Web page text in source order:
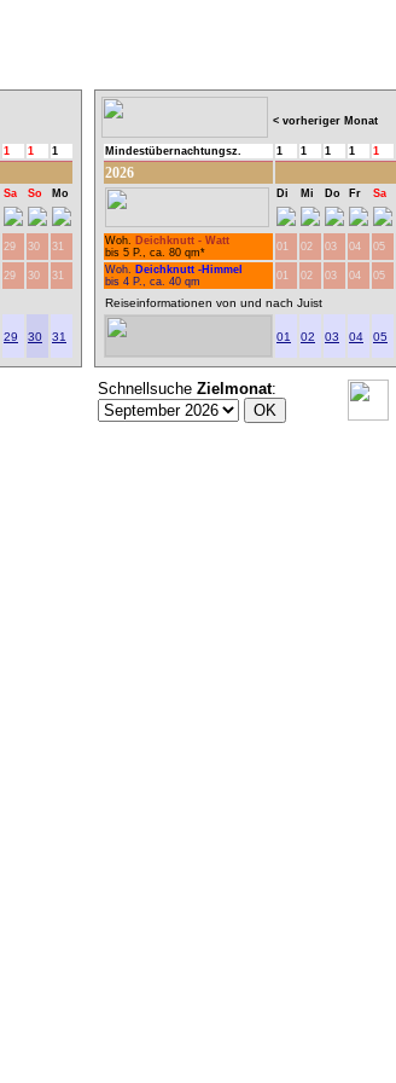
1 1 1
Sa So Mo
29 30
31
29 30 31
29 30 31
< vorheriger Monat
Mindestübernachtungsz. 1 1 1 1 1
2026
Di Mi Do Fr Sa
Woh. Deichknutt - Watt
bis 5 P., ca. 80 qm*
01 02 03 04 05
Woh. Deichknutt -Himmel
bis 4 P., ca. 40 qm
01 02 03 04 05
Reiseinformationen von und nach Juist
01 02 03 04 05
Schnellsuche Zielmonat: